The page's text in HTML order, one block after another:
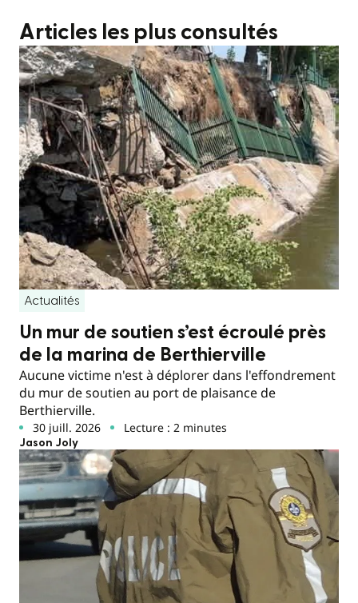
Articles les plus consultés
Actualités
Un mur de soutien s’est écroulé près
de la marina de Berthierville
Aucune victime n'est à déplorer dans l'effondrement
du mur de soutien au port de plaisance de
Berthierville.
30 juill. 2026 Lecture : 2 minutes
Jason Joly